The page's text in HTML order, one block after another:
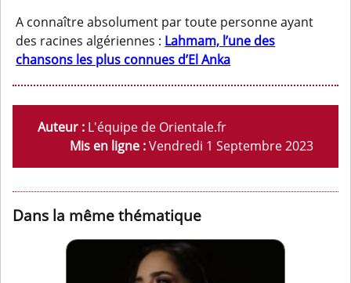
A connaître absolument par toute personne ayant
des racines algériennes : Lahmam, l’une des
chansons les plus connues d’El Anka
Auteur : L'équipe de Orientale.fr
Mis en ligne :Vendredi 1 Septembre 2023
Dans la même thématique